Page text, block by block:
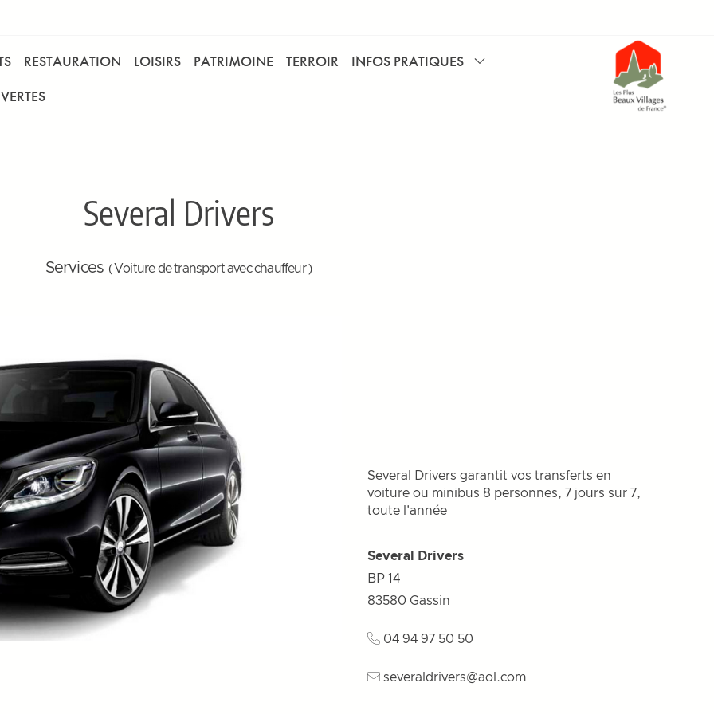
RESTAURATION LOISIRS PATRIMOINE TERROIR
INFOS PRATIQUES
Several Drivers
Services ( Voiture de transport avec chauffeur )
Several Drivers garantit vos transferts en
voiture ou minibus 8 personnes, 7 jours sur 7,
toute l'année
Several Drivers
BP 14
83580 Gassin
04 94 97 50 50
severaldrivers@aol.com